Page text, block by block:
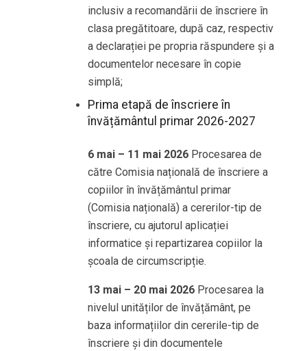
inclusiv a recomandării de înscriere în
clasa pregătitoare, după caz, respectiv
a declarației pe propria răspundere și a
documentelor necesare în copie
simplă;
Prima etapă de înscriere în
învățământul primar 2026-2027
6 mai – 11 mai 2026 Procesarea de
către Comisia națională de înscriere a
copiilor în învățământul primar
(Comisia națională) a cererilor-tip de
înscriere, cu ajutorul aplicației
informatice și repartizarea copiilor la
școala de circumscripție.
13 mai – 20 mai 2026 Procesarea la
nivelul unităților de învățământ, pe
baza informațiilor din cererile-tip de
înscriere și din documentele